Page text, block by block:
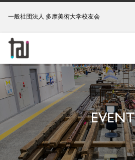
一般社団法人 多摩美術大学校友会
EVENT